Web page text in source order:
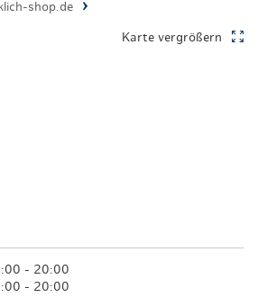
shop.de
Karte vergrößern
- 20:00
- 20:00